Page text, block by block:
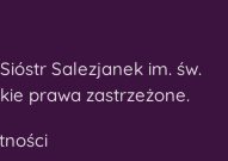
Salezjanek im. św.
prawa zastrzeżone.